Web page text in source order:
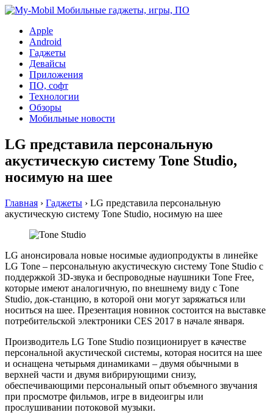
Apple
Android
Гаджеты
Девайсы
Приложения
ПО, софт
Технологии
Обзоры
Мобильные новости
LG представила персональную
акустическую систему Tone Studio,
носимую на шее
Главная › Гаджеты › LG представила персональную
акустическую систему Tone Studio, носимую на шее
LG анонсировала новые носимые аудиопродукты в линейке
LG Tone – персональную акустическую систему Tone Studio с
поддержкой 3D-звука и беспроводные наушники Tone Free,
которые имеют аналогичную, по внешнему виду с Tone
Studio, док-станцию, в которой они могут заряжаться или
носиться на шее. Презентация новинок состоится на выставке
потребительской электроники CES 2017 в начале января.
Производитель LG Tone Studio позиционирует в качестве
персональной акустической системы, которая носится на шее
и оснащена четырьмя динамиками – двумя обычными в
верхней части и двумя вибрирующими снизу,
обеспечивающими персональный опыт объемного звучания
при просмотре фильмов, игре в видеоигры или
прослушивании потоковой музыки.